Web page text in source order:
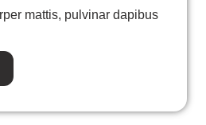
mattis, pulvinar dapibus